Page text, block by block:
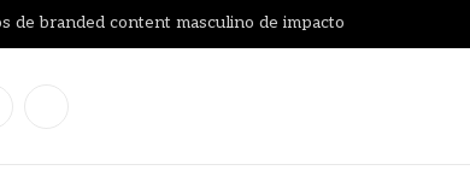
de branded content masculino de impacto